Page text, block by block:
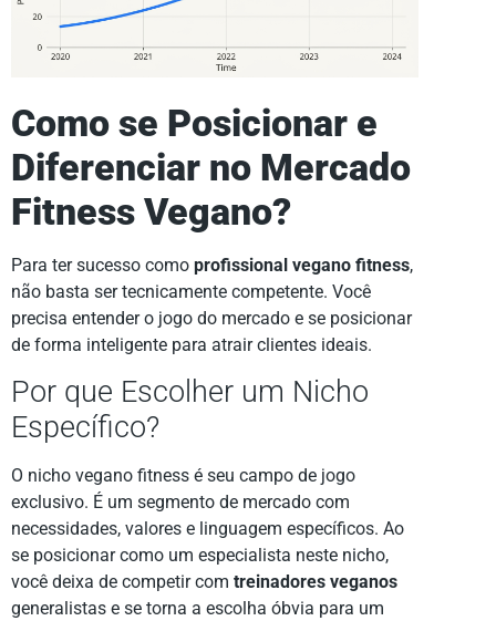
Como se Posicionar e
Diferenciar no Mercado
Fitness Vegano?
Para ter sucesso como profissional vegano fitness,
não basta ser tecnicamente competente. Você
precisa entender o jogo do mercado e se posicionar
de forma inteligente para atrair clientes ideais.
Por que Escolher um Nicho
Específico?
O nicho vegano fitness é seu campo de jogo
exclusivo. É um segmento de mercado com
necessidades, valores e linguagem específicos. Ao
se posicionar como um especialista neste nicho,
você deixa de competir com treinadores veganos
generalistas e se torna a escolha óbvia para um